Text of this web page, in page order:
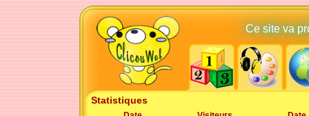
Ce site va
Statistiques